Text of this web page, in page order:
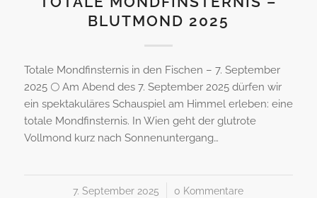
BLUTMOND 2025
Totale Mondfinsternis in den Fischen – 7. September
2025 🌕 Am Abend des 7. September 2025 dürfen wir
ein spektakuläres Schauspiel am Himmel erleben: eine
totale Mondfinsternis. In Wien geht der glutrote
Vollmond kurz nach Sonnenuntergang…
7. September 2025
/ 0 Kommentare